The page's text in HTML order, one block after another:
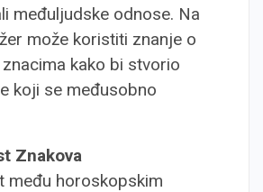
međuljudske odnose. Na
može koristiti znanje o
kako bi stvorio
koji se međusobno
Znakova
među horoskopskim